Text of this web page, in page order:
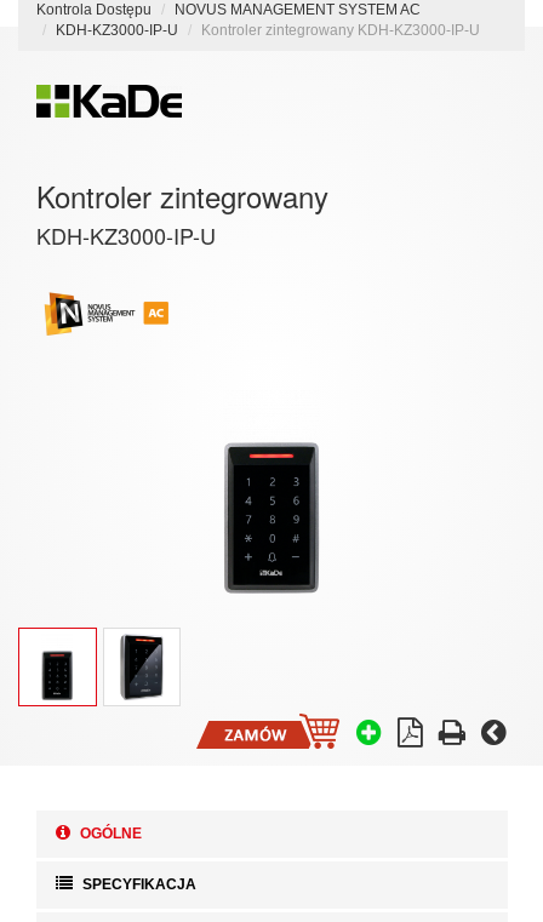
Kontrola Dostępu
NOVUS MANAGEMENT SYSTEM AC
KDH-KZ3000-IP-U
Kontroler zintegrowany KDH-KZ3000-IP-U
Kontroler zintegrowany
KDH-KZ3000-IP-U
OGÓLNE
SPECYFIKACJA